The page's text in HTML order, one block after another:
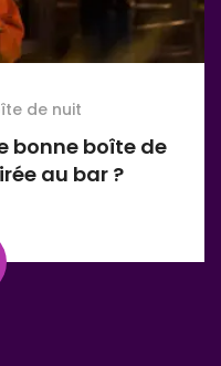
de nuit
bonne boîte de
au bar ?